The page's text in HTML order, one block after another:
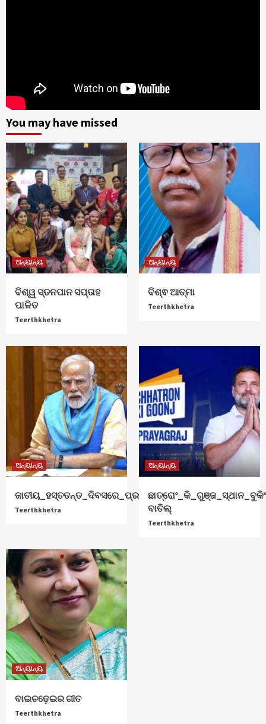
You may have missed
ଅନ୍ୟାନ୍ୟ
ବିଶ୍ୱ ସ୍ତନପାନ ସପ୍ତାହ
ପାଳିତ
Teerthkhetra
ଅନ୍ୟାନ୍ୟ
ବିଶ୍ଵ ଆତ୍ମା
Teerthkhetra
ଅନ୍ୟାନ୍ୟ
ଜାତୀୟ_ହସ୍ତତନ୍ତ_ଦିବସରେ_ପ୍ରଧାନମନ୍ତ୍ରୀ_ଶୁଭେଚ୍ଛା
Teerthkhetra
ଅନ୍ୟାନ୍ୟ
ଛାତ୍ରୋଂ_କି_ଗୁଞ୍ଜ_ସ୍ଥାନ_ବୁକିଂ
ବାତିଲ୍
Teerthkhetra
ଅନ୍ୟାନ୍ୟ
ବାଇଚଢ଼େଇର ଗୀତ
Teerthkhetra